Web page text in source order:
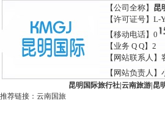
【公司全称】 昆
【许可证号】
【移动电话】0
【业务 Q Q】2
【网站联系人
【网站负责人】
昆明国际旅行社| 云南旅游| 昆
推荐链接： 云南国旅